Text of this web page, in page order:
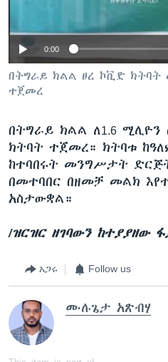
ቋንቋዎች
0:00
በትግራይ ክልል ፀረ ኮቪድ ክትባት
ተጀመረ
በትግራይ ክልል ለ1.6 ሚሊዮን
ክትባት ተጀመረ። ክትባቱ
ከተባበሩት መንግሥታት
በመተባበር በዘመቻ መልክ
አስታውቋል።
/ዝርዝር ዘገባውን ከተያያዘው
አጋሩ Follow us
ሙሉጌታ አጽብሃ